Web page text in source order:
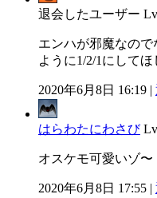
退会したユーザー
エンハが邪魔なの
ように1/2/1にしてほ
2020年6月8日 16:19 |
はらわたにわさび
オスケモ可愛いゾ〜
2020年6月8日 17:55 |